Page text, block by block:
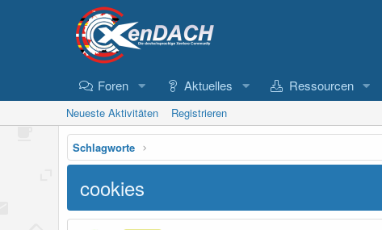
Foren Aktuelles Ressourcen
Neueste Aktivitäten Registrieren
Schlagworte
cookies